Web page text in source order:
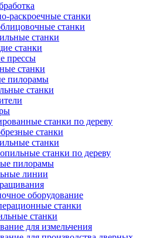
раскроечные станки
станки
станки
станки
прессы
станки
пилорамы
станки
станки по дереву
станки
станки
станки по дереву
пилорамы
линии
оборудование
станки
станки
для измельчения